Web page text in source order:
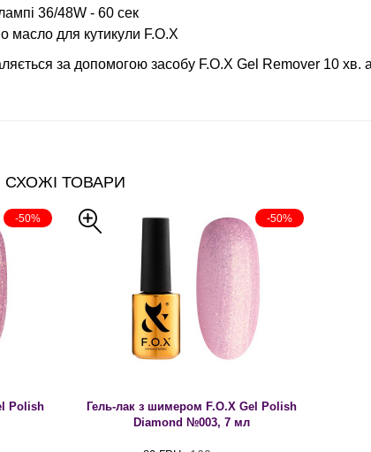
36/48W - 60 сек
масло для кутикули F.O.X
за допомогою засобу F.O.X Gel Remover 10 хв.
СХОЖІ ТОВАРИ
-50%
Polish
-50%
Гель-лак з шимером F.O.X Gel Polish
Diamond №003, 7 мл